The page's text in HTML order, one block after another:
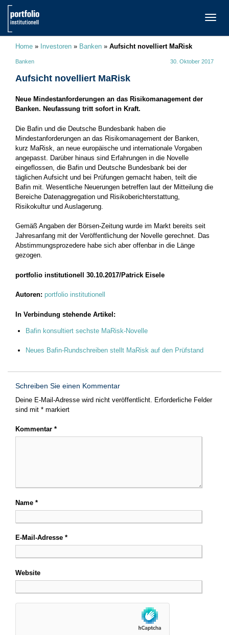
Home » Investoren » Banken » Aufsicht novelliert MaRisk
Banken 30. Oktober 2017
Aufsicht novelliert MaRisk
Neue Mindestanforderungen an das Risikomanagement der
Banken. Neufassung tritt sofort in Kraft.
Die Bafin und die Deutsche Bundesbank haben die
Mindestanforderungen an das Risikomanagement der Banken,
kurz MaRisk, an neue europäische und internationale Vorgaben
angepasst. Darüber hinaus sind Erfahrungen in die Novelle
eingeflossen, die Bafin und Deutsche Bundesbank bei der
täglichen Aufsicht und bei Prüfungen gemacht haben, teilt die
Bafin mit. Wesentliche Neuerungen betreffen laut der Mitteilung die
Bereiche Datenaggregation und Risikoberichterstattung,
Risikokultur und Auslagerung.
Gemäß Angaben der Börsen-Zeitung wurde im Markt bereits seit
Jahresanfang mit der Veröffentlichung der Novelle gerechnet. Das
Abstimmungsprozedere habe sich aber offenbar in die Länge
gezogen.
portfolio institutionell 30.10.2017/Patrick Eisele
Autoren: portfolio institutionell
In Verbindung stehende Artikel:
Bafin konsultiert sechste MaRisk-Novelle
Neues Bafin-Rundschreiben stellt MaRisk auf den Prüfstand
Schreiben Sie einen Kommentar
Deine E-Mail-Adresse wird nicht veröffentlicht. Erforderliche Felder
sind mit * markiert
Kommentar *
Name *
E-Mail-Adresse *
Website